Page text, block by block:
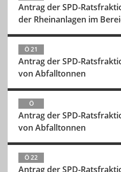
Antrag der SPD-
der Rheinanlagen im
Ö 21
Antrag der SPD-
von Abfalltonnen
Ö
Antrag der SPD-
von Abfalltonnen
Ö 22
Antrag der SPD-